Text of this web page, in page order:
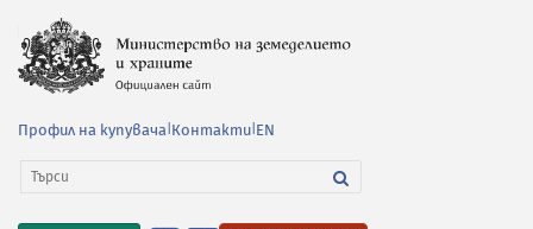
Профил на купувача Контакти EN